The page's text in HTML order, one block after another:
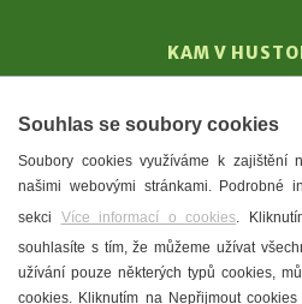
KAM V
T. G.
Městské
Souhlas se soubory cookies
Soubory cookies využíváme k zajištění
našimi webovými stránkami. Podrobné
sekci Více informací o cookies.
souhlasíte s tím, že můžeme užívat
užívání pouze některých typů cookies,
cookies. Kliknutím na Nepřijmout